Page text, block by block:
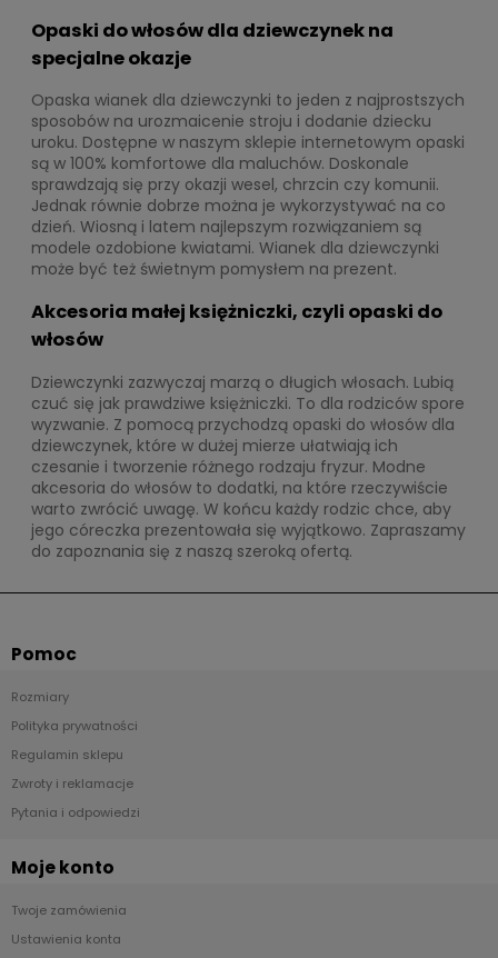
Opaski do włosów dla dziewczynek na
specjalne okazje
Opaska wianek dla dziewczynki to jeden z najprostszych
sposobów na urozmaicenie stroju i dodanie dziecku
uroku. Dostępne w naszym sklepie internetowym opaski
są w 100% komfortowe dla maluchów. Doskonale
sprawdzają się przy okazji wesel, chrzcin czy komunii.
Jednak równie dobrze można je wykorzystywać na co
dzień. Wiosną i latem najlepszym rozwiązaniem są
modele ozdobione kwiatami. Wianek dla dziewczynki
może być też świetnym pomysłem na prezent.
Akcesoria małej księżniczki, czyli opaski do
włosów
Dziewczynki zazwyczaj marzą o długich włosach. Lubią
czuć się jak prawdziwe księżniczki. To dla rodziców spore
wyzwanie. Z pomocą przychodzą opaski do włosów dla
dziewczynek, które w dużej mierze ułatwiają ich
czesanie i tworzenie różnego rodzaju fryzur. Modne
akcesoria do włosów to dodatki, na które rzeczywiście
warto zwrócić uwagę. W końcu każdy rodzic chce, aby
jego córeczka prezentowała się wyjątkowo. Zapraszamy
do zapoznania się z naszą szeroką ofertą.
Pomoc
Rozmiary
Polityka prywatności
Regulamin sklepu
Zwroty i reklamacje
Pytania i odpowiedzi
Moje konto
Twoje zamówienia
Ustawienia konta